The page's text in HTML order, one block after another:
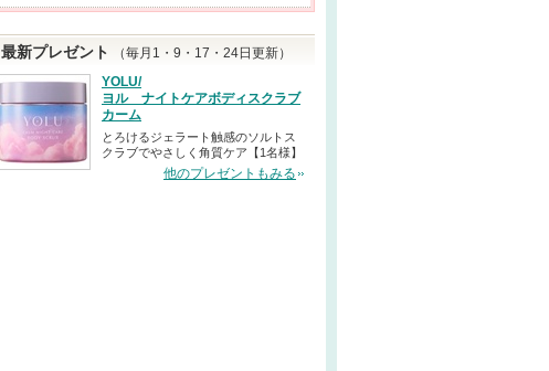
最新プレゼント
（毎月1・9・17・24日更新）
YOLU/
ヨル ナイトケアボディスクラブ
カーム
とろけるジェラート触感のソルトス
クラブでやさしく角質ケア【1名様】
他のプレゼントもみる